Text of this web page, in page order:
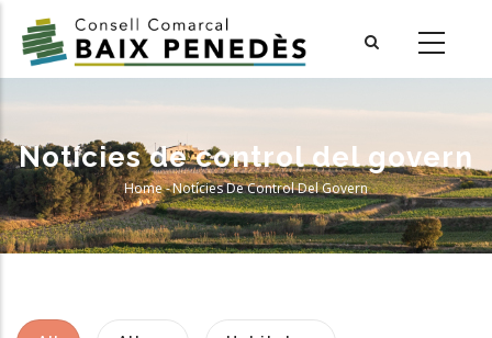
main
Notícies de control del govern
Breadcrumb
Home-Notícies De Control Del Govern